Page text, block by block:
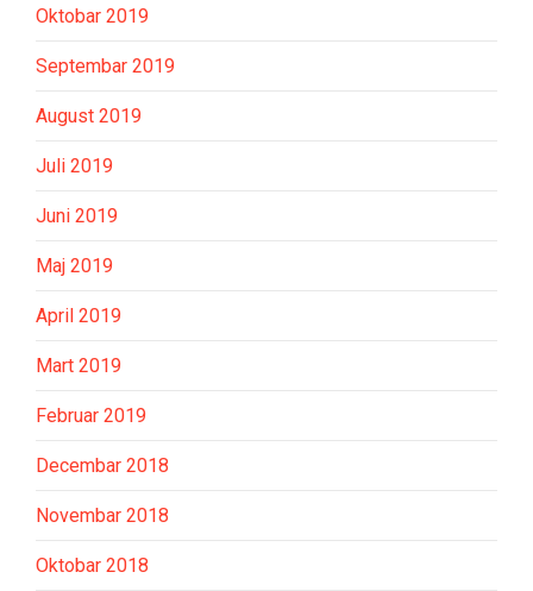
Oktobar 2019
Septembar 2019
August 2019
Juli 2019
Juni 2019
Maj 2019
April 2019
Mart 2019
Februar 2019
Decembar 2018
Novembar 2018
Oktobar 2018